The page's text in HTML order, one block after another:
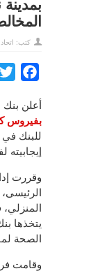
كتب:
أعلن
بفيروس
للبنك في
إيجابيته
وقررت
الرئيسى،
المنزلي،
يتخذها
الصحة
وقامت